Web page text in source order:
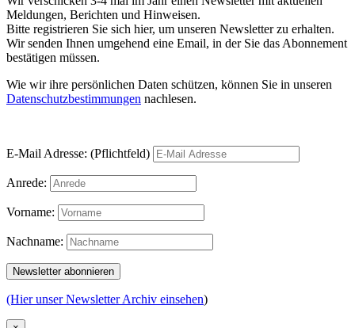
Meldungen, Berichten und Hinweisen.
Bitte registrieren Sie sich hier, um unseren Newsletter zu erhalten.
Wir senden Ihnen umgehend eine Email, in der Sie das Abonnement
bestätigen müssen.
Wie wir ihre persönlichen Daten schützen, können Sie in unseren
Datenschutzbestimmungen nachlesen.
E-Mail Adresse: (Pflichtfeld)
Anrede:
Vorname:
Nachname:
(Hier unser Newsletter Archiv einsehen)